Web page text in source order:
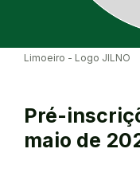
Limoeiro - Logo JILNO
Pré-
maio de